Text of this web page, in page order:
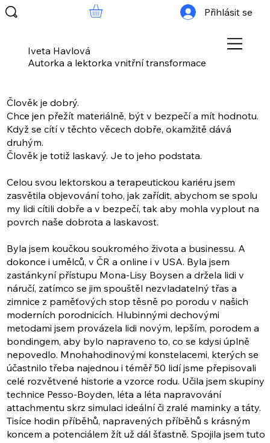
Iveta Havlová
Autorka a lektorka vnitřní transformace
Přihlásit se
Člověk je dobrý.
Chce jen přežít materiálně, být v bezpečí a mít hodnotu.
Když se cítí v těchto věcech dobře, okamžitě dává
druhým.
Člověk je totiž laskavý. Je to jeho podstata.
Celou svou lektorskou a terapeutickou kariéru jsem
zasvětila objevování toho, jak zařídit, abychom se spolu
my lidi cítili dobře a v bezpečí, tak aby mohla vyplout na
povrch naše dobrota a laskavost.
Byla jsem koučkou soukromého života a businessu. A
dokonce i umělců, v ČR a online i v USA. Byla jsem
zastánkyní přístupu Mona-Lisy Boysen a držela lidi v
náručí, zatímco se jim spouštěl nezvladatelný třas a
zimnice z paměťových stop těsně po porodu v našich
moderních porodnicích. Hlubinnými dechovými
metodami jsem provázela lidi novým, lepším, porodem a
bondingem, aby bylo napraveno to, co se kdysi úplně
nepovedlo. Mnohahodinovými konstelacemi, kterých se
účastnilo třeba najednou i téměř 50 lidí jsme přepisovali
celé rozvětvené historie a vzorce rodu. Učila jsem skupiny
technice Pesso-Boyden, léta a léta napravování
attachmentu skrz simulaci ideální či zralé maminky a táty.
Tisíce hodin příběhů, napravených příběhů s krásným
koncem a potenciálem žít už dál šťastně. Spojila jsem tuto